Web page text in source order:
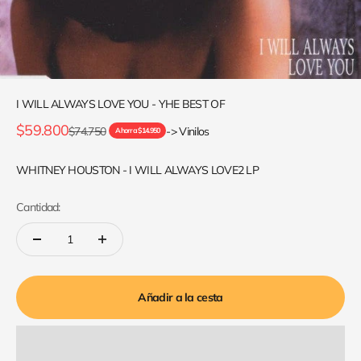
I WILL ALWAYS LOVE YOU - YHE BEST OF
Precio de oferta
$59.800Precio normal
$74.750 Ahorra $14.950 -> Vinilos
WHITNEY HOUSTON - I WILL ALWAYS LOVE2 LP
Cantidad:
Añadir a la cesta